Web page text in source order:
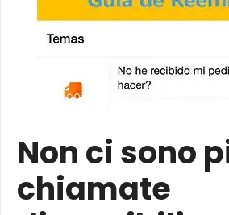
Non ci sono
chiamate